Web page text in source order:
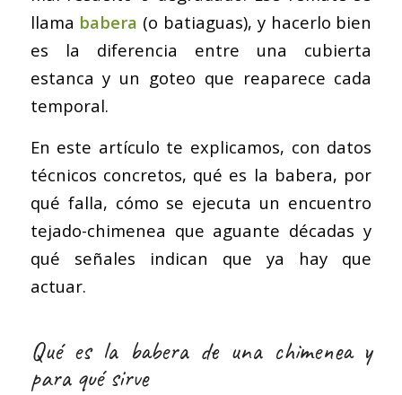
llama babera (o batiaguas), y hacerlo bien
es la diferencia entre una cubierta
estanca y un goteo que reaparece cada
temporal.
En este artículo te explicamos, con datos
técnicos concretos, qué es la babera, por
qué falla, cómo se ejecuta un encuentro
tejado-chimenea que aguante décadas y
qué señales indican que ya hay que
actuar.
Qué es la babera de una chimenea y
para qué sirve